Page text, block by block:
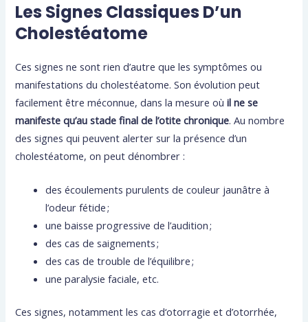
Les Signes Classiques D’un
Cholestéatome
Ces signes ne sont rien d’autre que les symptômes ou
manifestations du cholestéatome. Son évolution peut
facilement être méconnue, dans la mesure oùil ne se
manifeste qu’au stade final de l’otite chronique. Au nombre
des signes qui peuvent alerter sur la présence d’un
cholestéatome, on peut dénombrer :
des écoulements purulents de couleur jaunâtre à
l’odeur fétide ;
une baisse progressive de l’audition ;
des cas de saignements ;
des cas de trouble de l’équilibre ;
une paralysie faciale, etc.
Ces signes, notamment les cas d‘otorragie et d’otorrhée,